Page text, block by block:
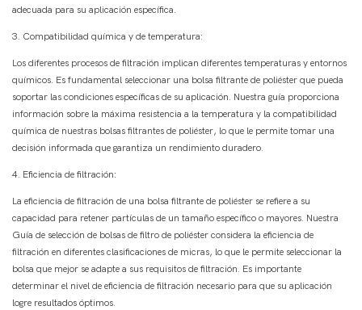
adecuada para su aplicación específica.
3. Compatibilidad química y de temperatura:
Los diferentes procesos de filtración implican diferentes temperaturas y entornos
químicos. Es fundamental seleccionar una bolsa filtrante de poliéster que pueda
soportar las condiciones específicas de su aplicación. Nuestra guía proporciona
información sobre la máxima resistencia a la temperatura y la compatibilidad
química de nuestras bolsas filtrantes de poliéster, lo que le permite tomar una
decisión informada que garantiza un rendimiento duradero.
4. Eficiencia de filtración:
La eficiencia de filtración de una bolsa filtrante de poliéster se refiere a su
capacidad para retener partículas de un tamaño específico o mayores. Nuestra
Guía de selección de bolsas de filtro de poliéster considera la eficiencia de
filtración en diferentes clasificaciones de micras, lo que le permite seleccionar la
bolsa que mejor se adapte a sus requisitos de filtración. Es importante
determinar el nivel de eficiencia de filtración necesario para que su aplicación
logre resultados óptimos.